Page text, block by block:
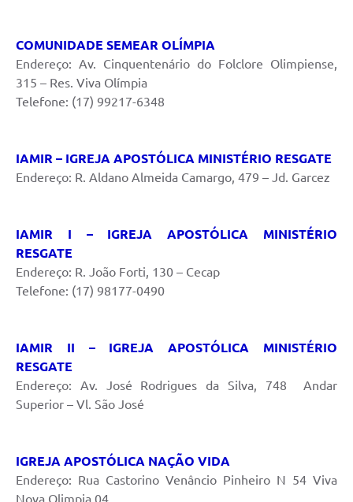
COMUNIDADE SEMEAR OLÍMPIA
Endereço: Av. Cinquentenário do Folclore Olimpiense,
315 – Res. Viva Olímpia
Telefone: (17) 99217-6348
IAMIR – IGREJA APOSTÓLICA MINISTÉRIO RESGATE
Endereço: R. Aldano Almeida Camargo, 479 – Jd. Garcez
IAMIR I – IGREJA APOSTÓLICA MINISTÉRIO
RESGATE
Endereço: R. João Forti, 130 – Cecap
Telefone: (17) 98177-0490
IAMIR II – IGREJA APOSTÓLICA MINISTÉRIO
RESGATE
Endereço: Av. José Rodrigues da Silva, 748 Andar
Superior – Vl. São José
IGREJA APOSTÓLICA NAÇÃO VIDA
Endereço: Rua Castorino Venâncio Pinheiro N 54 Viva
Nova Olimpia 04